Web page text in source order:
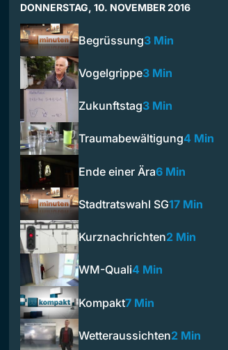
DONNERSTAG, 10. NOVEMBER 2016
Begrüssung3 Min
Vogelgrippe3 Min
Zukunftstag3 Min
Traumabewältigung4 Min
Ende einer Ära6 Min
Stadtratswahl SG17 Min
Kurznachrichten2 Min
WM-Quali4 Min
Kompakt7 Min
Wetteraussichten2 Min